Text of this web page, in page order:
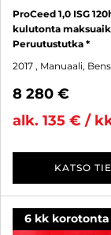
ProCeed 1,0 ISG
kulutonta
Peruutustutka *
2017 , Manuaali,
8 280 €
alk. 135 € /
KATSO
6 kk